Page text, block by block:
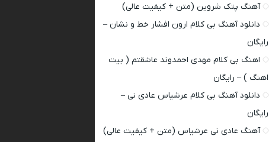
آهنگ پتک شروین (متن + کیفیت عالی)
دانلود آهنگ بی کلام ارون افشار خط و نشان –
رایگان
اهنگ بی کلام مهدی احمدوند عاشقتم ( بیت
اهنگ ) – رایگان
دانلود آهنگ بی کلام عرشیاس عادی نی –
رایگان
آهنگ عادی نی عرشیاس (متن + کیفیت عالی)